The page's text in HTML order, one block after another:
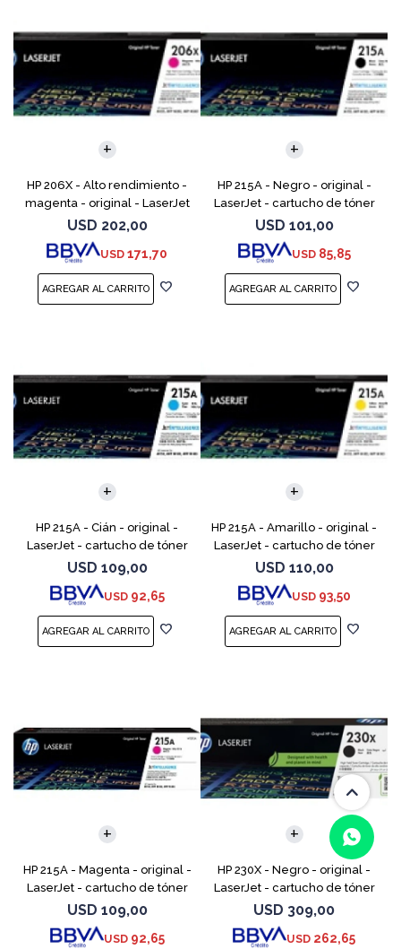
HP 206X - Alto rendimiento -
magenta - original - LaserJet
- cartucho de tóner (W2113X)
- para Color LaserJet Pro
M255, M283, MF
USD 202,00
USD 171,70
HP 215A - Negro - original -
LaserJet - cartucho de tóner
(W2310A) - para Color
LaserJet Pro M155a, M155nw,
MFP M182n, MFP M182n
USD 101,00
USD 85,85
HP 215A - Cián - original -
LaserJet - cartucho de tóner
(W2311A) - para Color
LaserJet Pro M155a, M155nw,
MFP M182n, MFP M182nw
USD 109,00
USD 92,65
HP 215A - Amarillo - original -
LaserJet - cartucho de tóner
(W2312A) - para Color
LaserJet Pro M155a, M155nw,
MFP M182n, MFP M1
USD 110,00
USD 93,50
HP 215A - Magenta - original -
LaserJet - cartucho de tóner
(W2313A) - para Color
LaserJet Pro M155a, M155nw,
MFP M182n, MFP M18
USD 109,00
USD 92,65
HP 230X - Negro - original -
LaserJet - cartucho de tóner
(W2300X) - para Color
LaserJet Pro 4201, 4203, MFP
4301, MFP 4303
USD 309,00
USD 262,65